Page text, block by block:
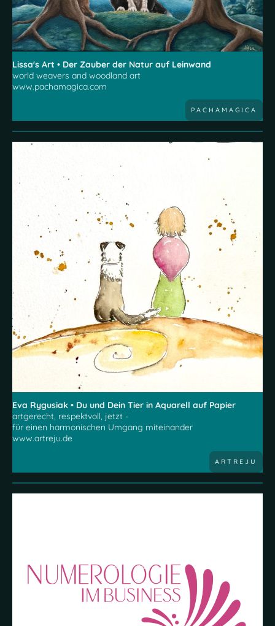
Lissa's Art • Der Zauber der Natur auf Leinwand
world weavers and woodland art
www.pachamagica.com
PACHAMAGICA
Eva Rygusiak • Du und Dein Tier in Aquarell auf Papier
artgerecht, respektvoll, jetzt -
für einen harmonischen Umgang miteinander
www.artreju.de
ARTREJU